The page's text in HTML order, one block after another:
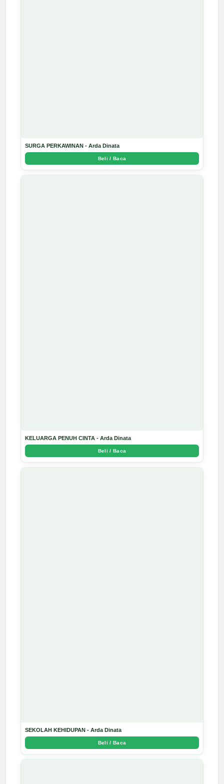
SURGA PERKAWINAN - Arda Dinata
Beli / Baca
KELUARGA PENUH CINTA - Arda Dinata
Beli / Baca
SEKOLAH KEHIDUPAN - Arda Dinata
Beli / Baca